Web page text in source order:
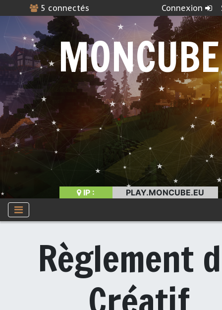
MONCUBE
IP : PLAY.MONCUBE.EU
5 connectés Connexion
Règlement